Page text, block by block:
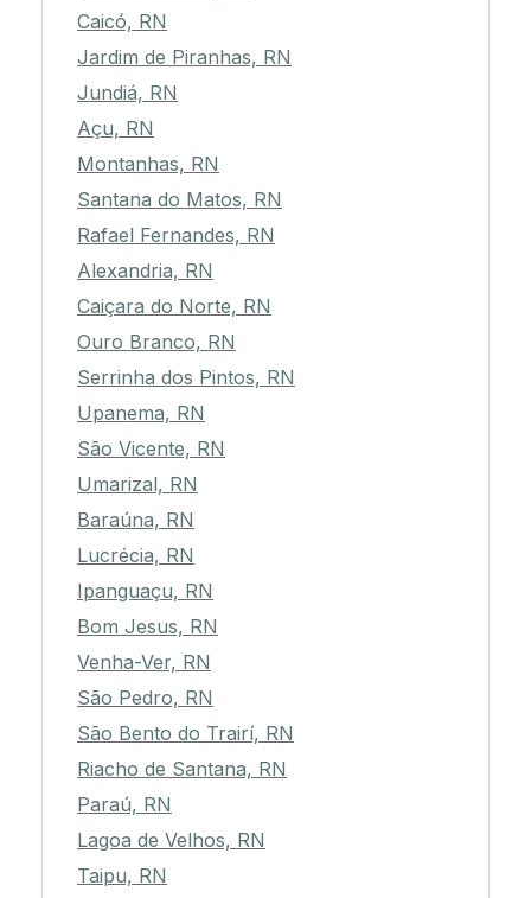
Caicó, RN
Jardim de Piranhas, RN
Jundiá, RN
Açu, RN
Montanhas, RN
Santana do Matos, RN
Rafael Fernandes, RN
Alexandria, RN
Caiçara do Norte, RN
Ouro Branco, RN
Serrinha dos Pintos, RN
Upanema, RN
São Vicente, RN
Umarizal, RN
Baraúna, RN
Lucrécia, RN
Ipanguaçu, RN
Bom Jesus, RN
Venha-Ver, RN
São Pedro, RN
São Bento do Trairí, RN
Riacho de Santana, RN
Paraú, RN
Lagoa de Velhos, RN
Taipu, RN